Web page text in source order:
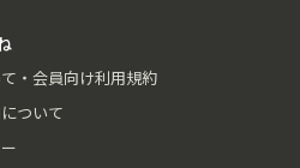
・会員向け利用規約
ついて